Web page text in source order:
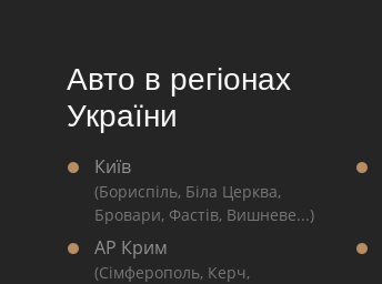
Авто в регіонах
України
Київ
(Бориспіль, Біла Церква,
Бровари, Фастів, Вишневе...)
АР Крим
(Сімферополь, Керч,